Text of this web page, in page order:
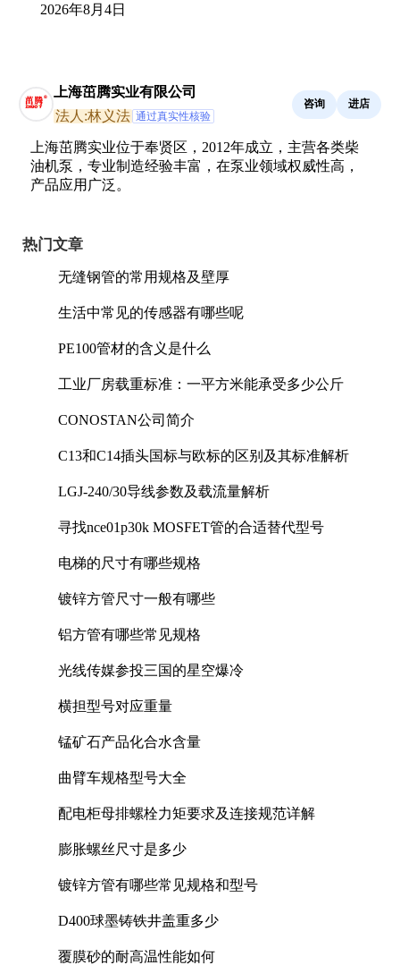
2026年8月4日
上海茁腾实业有限公司
法人:林义法 通过真实性核验
咨询 进店
上海茁腾实业位于奉贤区，2012年成立，主营各类柴
油机泵，专业制造经验丰富，在泵业领域权威性高，
产品应用广泛。
热门文章
无缝钢管的常用规格及壁厚
生活中常见的传感器有哪些呢
PE100管材的含义是什么
工业厂房载重标准：一平方米能承受多少公斤
CONOSTAN公司简介
C13和C14插头国标与欧标的区别及其标准解析
LGJ-240/30导线参数及载流量解析
寻找nce01p30k MOSFET管的合适替代型号
电梯的尺寸有哪些规格
镀锌方管尺寸一般有哪些
铝方管有哪些常见规格
光线传媒参投三国的星空爆冷
横担型号对应重量
锰矿石产品化合水含量
曲臂车规格型号大全
配电柜母排螺栓力矩要求及连接规范详解
膨胀螺丝尺寸是多少
镀锌方管有哪些常见规格和型号
D400球墨铸铁井盖重多少
覆膜砂的耐高温性能如何